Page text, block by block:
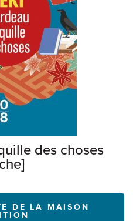
des choses
DE LA MAISON